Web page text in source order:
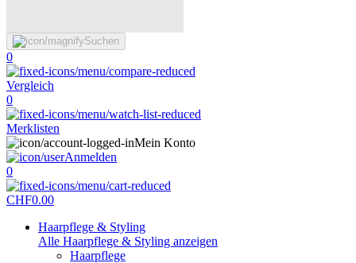
Suchen
0
Vergleich
0
Merklisten
Mein Konto
Anmelden
0
CHF0.00
Haarpflege & Styling
Alle Haarpflege & Styling anzeigen
Haarpflege